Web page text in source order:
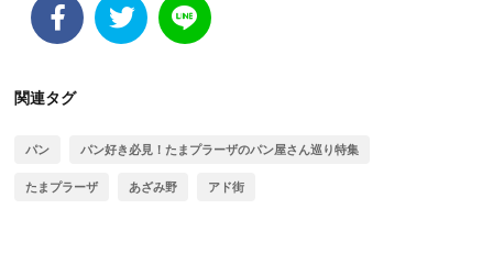
関連タグ
パン パン好き必見！たまプラーザのパン屋さん巡り特集
たまプラーザ あざみ野 アド街